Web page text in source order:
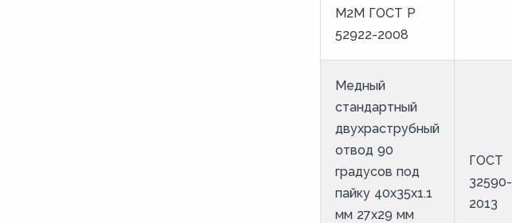
М2М ГОСТ Р
52922-2008
Медный
стандартный
двухраструбный
отвод 90
градусов под
пайку 40х35х1.1
мм 27х29 мм
ГОСТ
32590-
2013